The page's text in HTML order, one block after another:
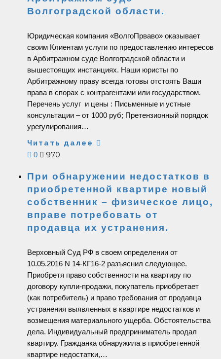
Волгоградской области.
Юридическая компания «ВолгоПрваво» оказывает
своим Клиентам услуги по предоставлению интересов
в Арбитражном суде Волгоградской области и
вышестоящих инстанциях. Наши юристы по
Арбитражному праву всегда готовы отстоять Ваши
права в спорах с контрагентами или государством.
Перечень услуг и цены : Письменные и устные
консультации – от 1000 руб; Претензионный порядок
урегулирования…
Читать далее
0 970
При обнаружении недостатков в
приобретенной квартире новый
собственник – физическое лицо,
вправе потребовать от
продавца их устранения.
Верховный Суд РФ в своем определении от
10.05.2016 N 14-КГ16-2 разъяснил следующее.
Приобретя право собственности на квартиру по
договору купли-продажи, покупатель приобретает
(как потребитель) и право требования от продавца
устранения выявленных в квартире недостатков и
возмещения материального ущерба. Обстоятельства
дела. Индивидуальный предприниматель продал
квартиру. Гражданка обнаружила в приобретенной
квартире недостатки,…